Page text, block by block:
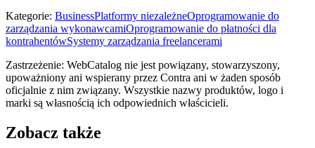
Kategorie: BusinessPlatformy niezależneOprogramowanie do
zarządzania wykonawcamiOprogramowanie do płatności dla
kontrahentówSystemy zarządzania freelancerami
Zastrzeżenie: WebCatalog nie jest powiązany, stowarzyszony,
upoważniony ani wspierany przez Contra ani w żaden sposób
oficjalnie z nim związany. Wszystkie nazwy produktów, logo i
marki są własnością ich odpowiednich właścicieli.
Zobacz także